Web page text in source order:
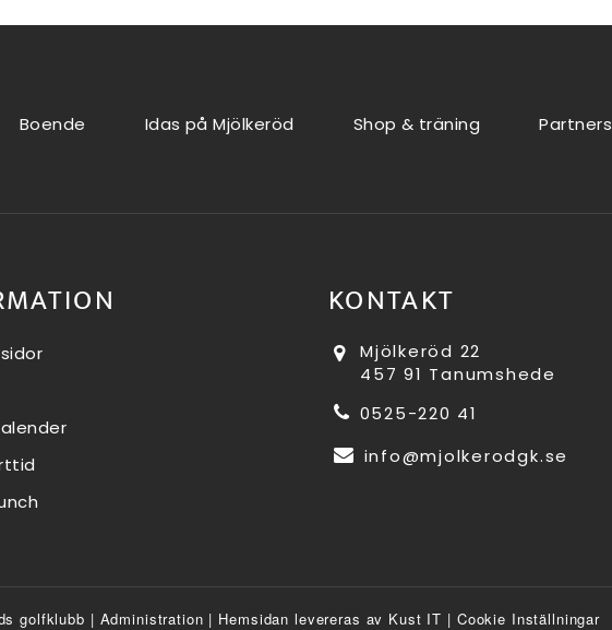
Boende Idas på Mjölkeröd Shop & träning Partners
KONTAKT
Mjölkeröd 22
457 91 Tanumshede
0525-220 41
info@mjolkerodgk.se
golfklubb | Administration | Hemsidan levereras av Kust IT | Cookie Inställningar